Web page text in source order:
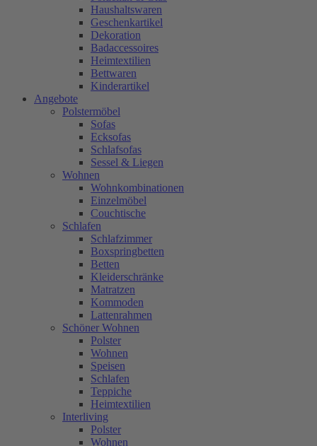
Haushaltswaren
Geschenkartikel
Dekoration
Badaccessoires
Heimtextilien
Bettwaren
Kinderartikel
Angebote
Polstermöbel
Sofas
Ecksofas
Schlafsofas
Sessel & Liegen
Wohnen
Wohnkombinationen
Einzelmöbel
Couchtische
Schlafen
Schlafzimmer
Boxspringbetten
Betten
Kleiderschränke
Matratzen
Kommoden
Lattenrahmen
Schöner Wohnen
Polster
Wohnen
Speisen
Schlafen
Teppiche
Heimtextilien
Interliving
Polster
Wohnen